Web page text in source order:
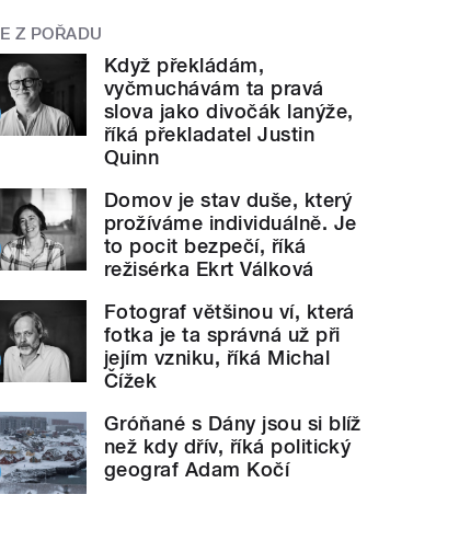
Z POŘADU
Když překládám,
vyčmuchávám ta pravá
slova jako divočák lanýže,
říká překladatel Justin
Quinn
Domov je stav duše, který
prožíváme individuálně. Je
to pocit bezpečí, říká
režisérka Ekrt Válková
Fotograf většinou ví, která
fotka je ta správná už při
jejím vzniku, říká Michal
Čížek
Gróňané s Dány jsou si blíž
než kdy dřív, říká politický
geograf Adam Kočí